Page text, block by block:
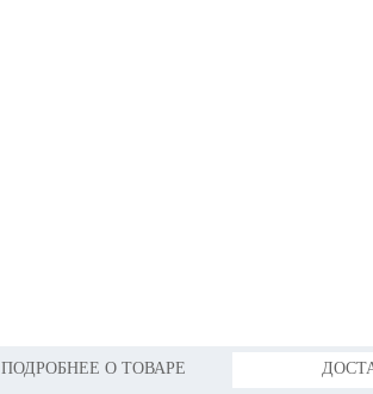
ПОДРОБНЕЕ О ТОВАРЕ